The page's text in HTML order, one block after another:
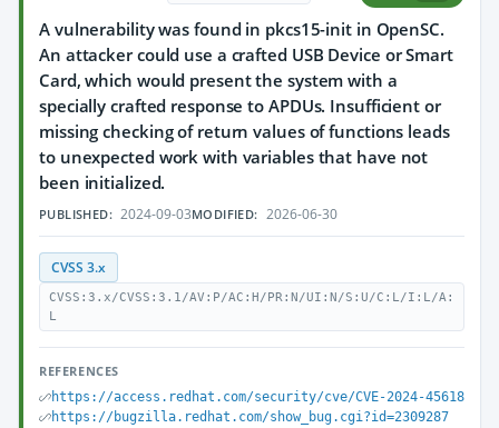
A vulnerability was found in pkcs15-init in OpenSC.
An attacker could use a crafted USB Device or Smart
Card, which would present the system with a
specially crafted response to APDUs. Insufficient or
missing checking of return values of functions leads
to unexpected work with variables that have not
been initialized.
PUBLISHED: 2024-09-03MODIFIED: 2026-06-30
CVSS 3.x
CVSS:3.x/CVSS:3.1/AV:P/AC:H/PR:N/UI:N/S:U/C:L/I:L/A:
L
REFERENCES
https://access.redhat.com/security/cve/CVE-2024-45618
https://bugzilla.redhat.com/show_bug.cgi?id=2309287